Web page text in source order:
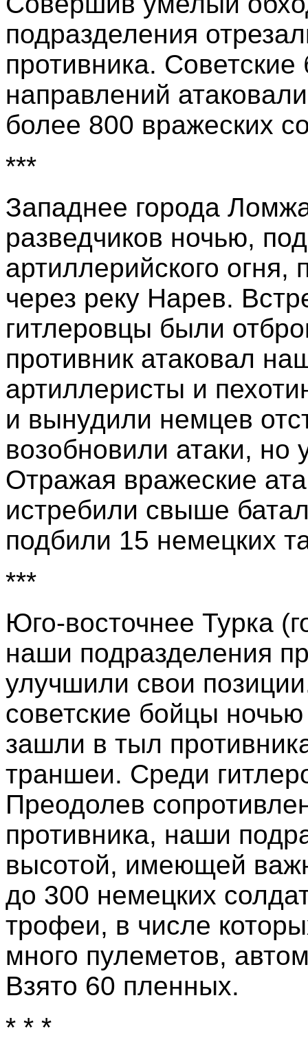
подразделения
противника.
направлений
более 800 вражеских
***
Западнее города
разведчиков ночью,
артиллерийского огня,
через реку Нарев.
гитлеровцы были
противник атаковал
артиллеристы и
и вынудили немцев
возобновили атаки, но
Отражая вражеские
истребили свыше
подбили 15 немецких
***
Юго-восточнее Турка
наши подразделения
улучшили свои
советские бойцы
зашли в тыл
траншеи. Среди
Преодолев
противника, наши
высотой, имеющей
до 300 немецких
трофеи, в числе
много пулеметов,
Взято 60 пленных.
* * *